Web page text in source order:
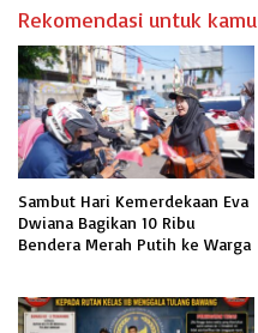
Rekomendasi untuk kamu
Sambut Hari Kemerdekaan Eva
Dwiana Bagikan 10 Ribu
Bendera Merah Putih ke Warga